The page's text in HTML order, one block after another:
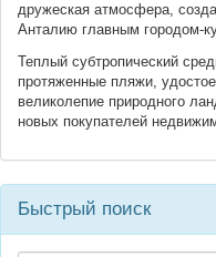
дружеская атмосфера,
Анталию главным городом-
Теплый субтропический
протяженные пляжи,
великолепие природного
новых покупателей
Быстрый поиск